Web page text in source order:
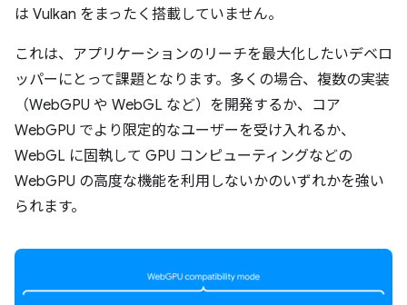
は Vulkan をまったく搭載していません。
これは、アプリケーションのリーチを最大化したいデベロ
ッパーにとって課題となります。多くの場合、複数の実装
（WebGPU や WebGL など）を開発するか、コア
WebGPU でより限定的なユーザーを受け入れるか、
WebGL に固執して GPU コンピューティングなどの
WebGPU の高度な機能を利用しないかのいずれかを強い
られます。